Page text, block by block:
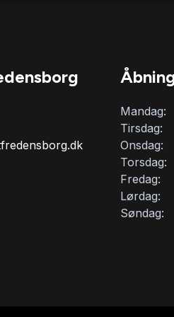
Mandag:
Tirsdag:
Onsdag:
Torsdag:
Fredag:
Lørdag:
Søndag: